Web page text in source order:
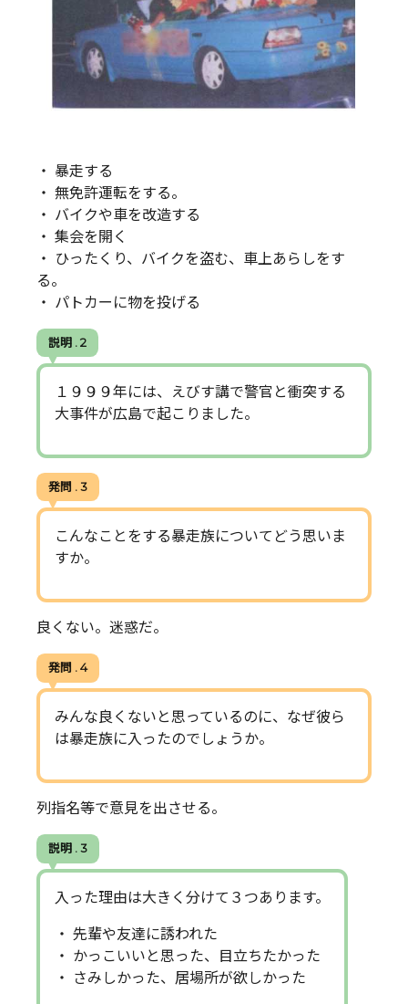
・ 暴走する
・ 無免許運転をする。
・ バイクや車を改造する
・ 集会を開く
・ ひったくり、バイクを盗む、車上あらしをす
る。
・ パトカーに物を投げる
説明 . 2
１９９９年には、えびす講で警官と衝突する
大事件が広島で起こりました。
発問 . 3
こんなことをする暴走族についてどう思いま
すか。
良くない。迷惑だ。
発問 . 4
みんな良くないと思っているのに、なぜ彼ら
は暴走族に入ったのでしょうか。
列指名等で意見を出させる。
説明 . 3
入った理由は大きく分けて３つあります。
・ 先輩や友達に誘われた
・ かっこいいと思った、目立ちたかった
・ さみしかった、居場所が欲しかった